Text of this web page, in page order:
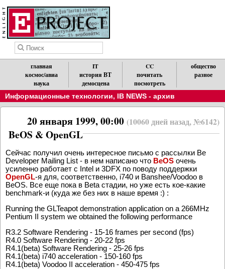
главная
космос/авиа
наука
IT
история ВТ
демосцена
CC
почитать
посмотреть
общество
разное
Информационные технологии, IB NEWS - архив
20 января 1999, 00:00 (10060 дней назад, №6142)
BeOS & OpenGL
Сейчас получил очень интересное письмо с рассылки Be
Developer Mailing List - в нем написано что BeOS очень
усиленно работает с Intel и 3DFX по поводу поддержки
OpenGL-я для, соответственно, i740 и Banshee/Voodoo в
BeOS. Все еще пока в Beta стадии, но уже есть кое-какие
benchmark-и (куда же без них в наше время :) :
Running the GLTeapot demonstration application on a 266MHz
Pentium II system we obtained the following performance
R3.2 Software Rendering - 15-16 frames per second (fps)
R4.0 Software Rendering - 20-22 fps
R4.1(beta) Software Rendering - 25-26 fps
R4.1(beta) i740 acceleration - 150-160 fps
R4.1(beta) Voodoo II acceleration - 450-475 fps